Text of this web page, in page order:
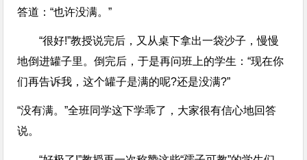
答道：“也许没满。”
“很好!”教授说完后，又从桌下拿出一袋沙子，慢慢
地倒进罐子里。倒完后，于是再问班上的学生：“现在你
们再告诉我，这个罐子是满的呢?还是没满?”
“没有满。”全班同学这下学乖了，大家很有信心地回答
说。